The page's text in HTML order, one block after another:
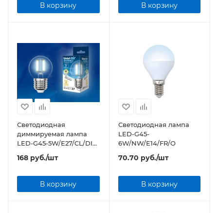
В корзину В корзину
Светодиодная
диммируемая лампа
LED-G45-5W/E27/CL/DIM
прозрачная
168 руб./шт
В корзину
Светодиодная лампа
LED-G45-
6W/NW/E14/FR/O
70.70 руб./шт
В корзину